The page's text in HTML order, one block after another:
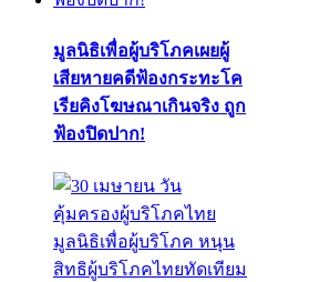
มูลนิธิเพื่อผู้บริโภคเผยผู้
เสียหายคดีฟ้องกระทะโค
เรียคิงโฆษณาเกินจริง ถูก
ฟ้องปิดปาก!